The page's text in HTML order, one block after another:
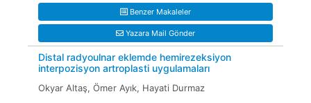
Benzer Makaleler
Yazara Mail Gönder
Distal radyoulnar eklemde hemirezeksiyon
interpozisyon artroplasti uygulamaları
Okyar Altaş, Ömer Ayık, Hayati Durmaz